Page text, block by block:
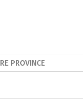
PROVINCE